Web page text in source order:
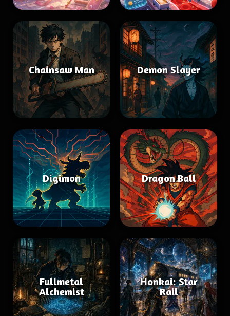
Chainsaw Man Demon Slayer
Digimon Dragon Ball
Fullmetal
Alchemist
Honkai: Star
Rail